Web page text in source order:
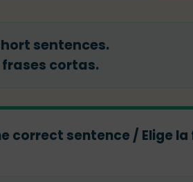
sentences.
cortas.
correct sentence / Elige la